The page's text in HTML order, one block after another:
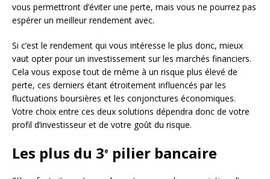
vous permettront d’éviter une perte, mais vous ne pourrez pas
espérer un meilleur rendement avec.
Si c’est le rendement qui vous intéresse le plus donc, mieux
vaut opter pour un investissement sur les marchés financiers.
Cela vous expose tout de même à un risque plus élevé de
perte, ces derniers étant étroitement influencés par les
fluctuations boursières et les conjonctures économiques.
Votre choix entre ces deux solutions dépendra donc de votre
profil d’investisseur et de votre goût du risque.
Les plus du 3e pilier bancaire